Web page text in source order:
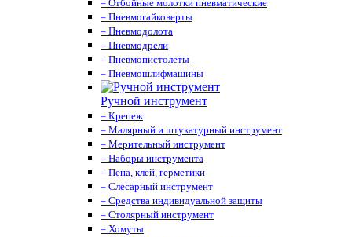
– Отбойные молотки пневматические
– Пневмогайковерты
– Пневмодолота
– Пневмодрели
– Пневмопистолеты
– Пневмошлифмашины
Ручной инструмент
– Крепеж
– Малярный и штукатурный инструмент
– Мерительный инструмент
– Наборы инструмента
– Пена, клей, герметики
– Слесарный инструмент
– Средства индивидуальной защиты
– Столярный инструмент
– Хомуты